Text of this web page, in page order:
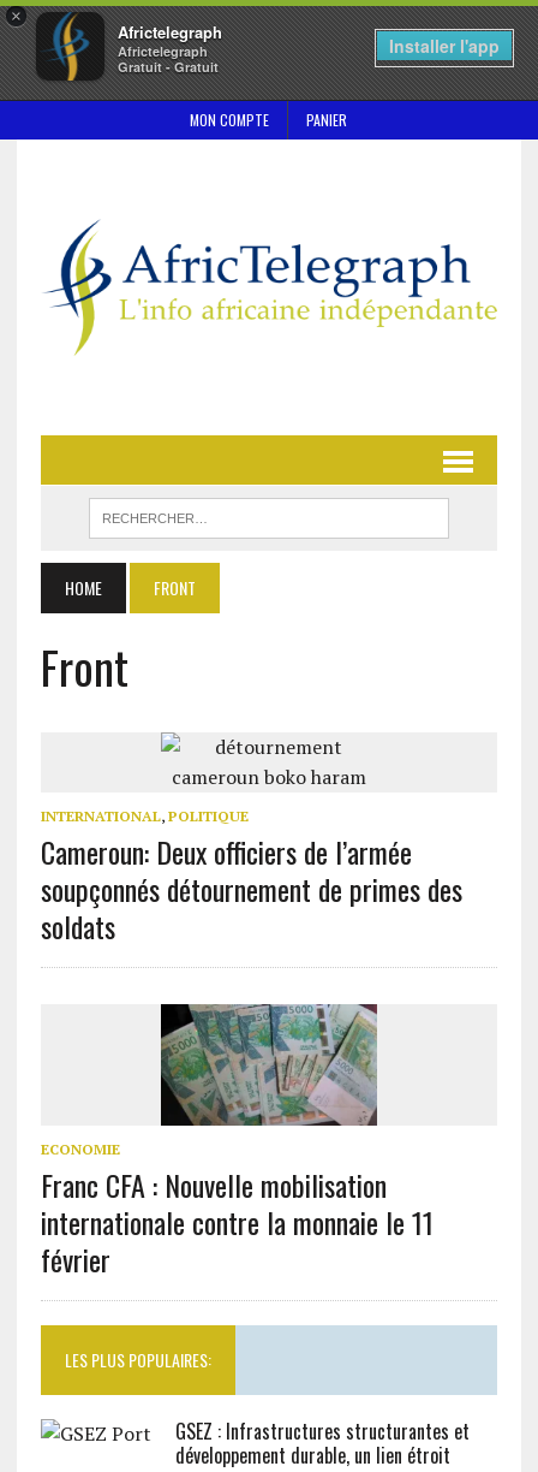
×
Africtelegraph
Africtelegraph
Gratuit - Gratuit
Installer l'app
MON COMPTE PANIER
HOME FRONT
Front
INTERNATIONAL, POLITIQUE
Cameroun: Deux officiers de l’armée
soupçonnés détournement de primes des
soldats
ECONOMIE
Franc CFA : Nouvelle mobilisation
internationale contre la monnaie le 11
février
LES PLUS POPULAIRES:
GSEZ : Infrastructures structurantes et
développement durable, un lien étroit